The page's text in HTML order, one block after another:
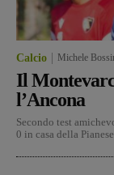
Calcio Michele
Il
l’Ancona
Secondo test
0 in casa della